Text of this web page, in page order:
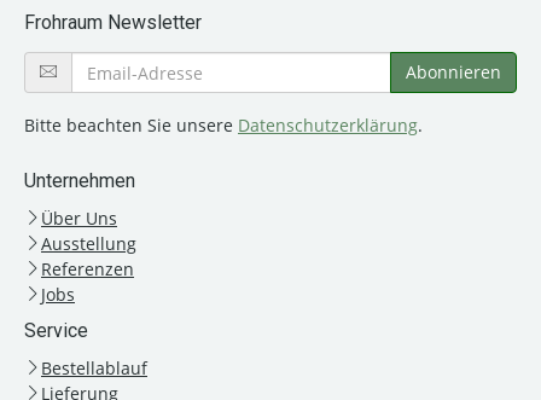
Frohraum Newsletter
Bitte beachten Sie unsere Datenschutzerklärung.
Unternehmen
Über Uns
Ausstellung
Referenzen
Jobs
Service
Bestellablauf
Lieferung